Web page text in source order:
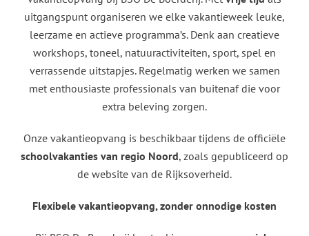
uitgangspunt organiseren we elke vakantieweek leuke,
leerzame en actieve programma’s. Denk aan creatieve
workshops, toneel, natuuractiviteiten, sport, spel en
verrassende uitstapjes. Regelmatig werken we samen
met enthousiaste professionals van buitenaf die voor
extra beleving zorgen.
Onze vakantieopvang is beschikbaar tijdens de officiële
schoolvakanties van regio Noord, zoals gepubliceerd op
de website van de Rijksoverheid.
Flexibele vakantieopvang, zonder onnodige kosten